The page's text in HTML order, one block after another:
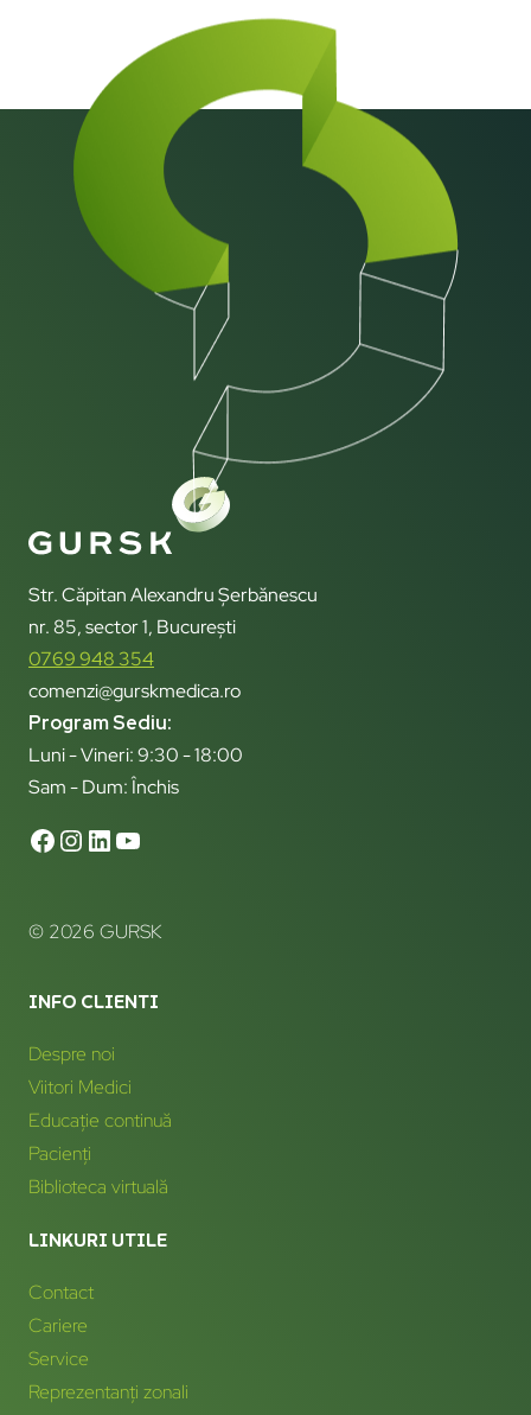
Str. Căpitan Alexandru Șerbănescu
nr. 85, sector 1, București
0769 948 354
comenzi@gurskmedica.ro
Program Sediu:
Luni - Vineri: 9:30 - 18:00
Sam - Dum: Închis
© 2026 GURSK
INFO CLIENTI
Despre noi
Viitori Medici
Educație continuă
Pacienți
Biblioteca virtuală
LINKURI UTILE
Contact
Cariere
Service
Reprezentanți zonali